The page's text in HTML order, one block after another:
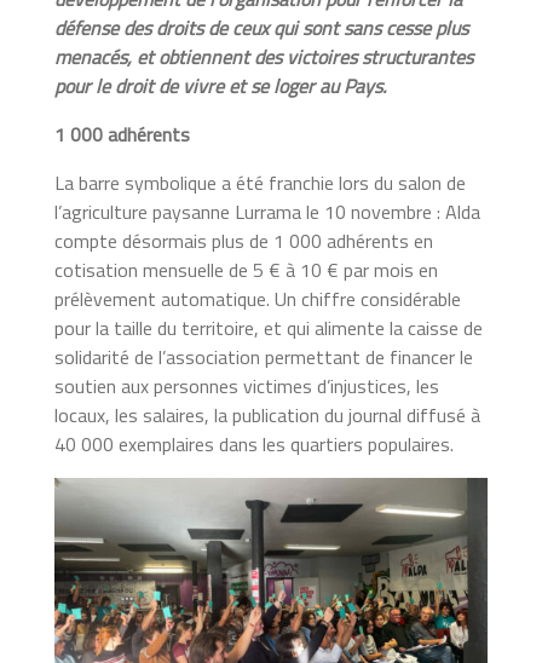
défense des droits de ceux qui sont sans cesse plus
menacés, et obtiennent des victoires structurantes
pour le droit de vivre et se loger au Pays.
1 000 adhérents
La barre symbolique a été franchie lors du salon de
l’agriculture paysanne Lurrama le 10 novembre : Alda
compte désormais plus de 1 000 adhérents en
cotisation mensuelle de 5 € à 10 € par mois en
prélèvement automatique. Un chiffre considérable
pour la taille du territoire, et qui alimente la caisse de
solidarité de l’association permettant de financer le
soutien aux personnes victimes d’injustices, les
locaux, les salaires, la publication du journal diffusé à
40 000 exemplaires dans les quartiers populaires.